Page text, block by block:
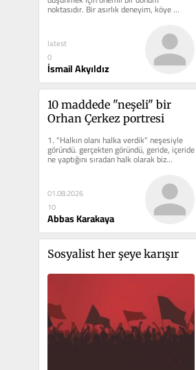
noktasıdır. Bir asırlık deneyim, köye
latest
0
İsmail Akyıldız
10 maddede "neşeli" bir
Orhan Çerkez portresi
1. "Halkın olanı halka verdik" neşesiyle
göründü. gerçekten göründü, geride, içeride
ne yaptığını sıradan halk olarak biz...
01.08.2026
10
Abbas Karakaya
Sosyalist her şeye karışır